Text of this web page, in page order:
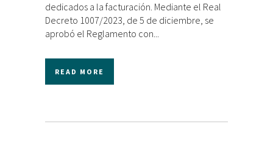
dedicados a la facturación. Mediante el Real
Decreto 1007/2023, de 5 de diciembre, se
aprobó el Reglamento con...
READ MORE